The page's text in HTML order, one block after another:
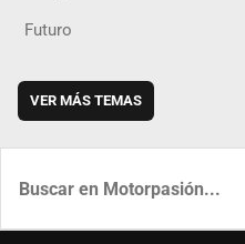
Futuro
VER MÁS TEMAS